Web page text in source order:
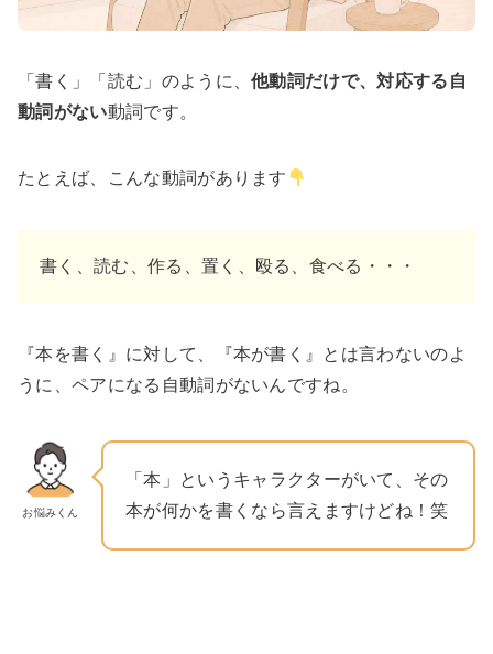
「書く」「読む」のように、他動詞だけで、対応する自
動詞がない動詞です。
たとえば、こんな動詞があります
書く、読む、作る、置く、殴る、食べる・・・
『本を書く』に対して、『本が書く』とは言わないのよ
うに、ペアになる自動詞がないんですね。
お悩みくん
「本」というキャラクターがいて、その
本が何かを書くなら言えますけどね！笑